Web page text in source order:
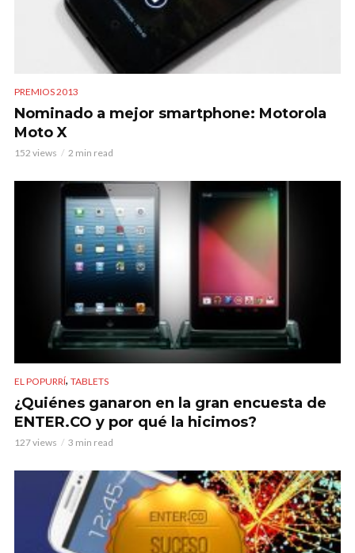
PREMIOS 2013
Nominado a mejor smartphone: Motorola
Moto X
152 views 2 min read
EL POPURRÍ, TABLETS
¿Quiénes ganaron en la gran encuesta de
ENTER.CO y por qué la hicimos?
127 views 3 min read